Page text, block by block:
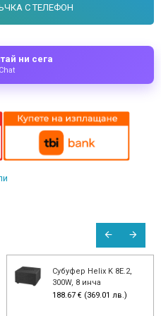
С ТЕЛЕФОН
ни сега
Субуфер Helix K 8E.2,
300W, 8 инча
188.67 € (369.01 лв.)